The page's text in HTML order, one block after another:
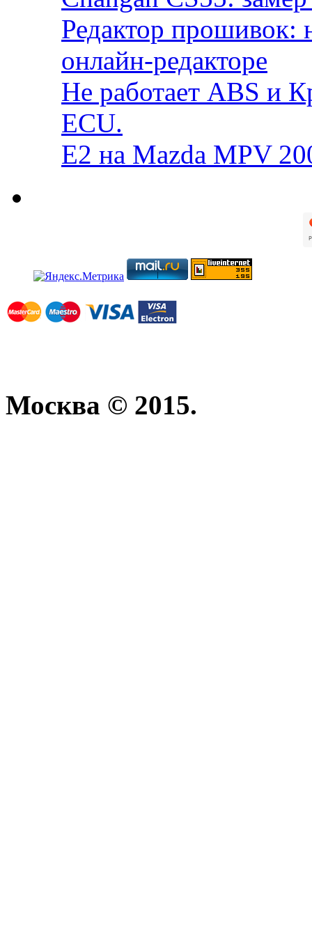
Редактор прошивок:
онлайн-редакторе
Не работает ABS и
ECU.
E2 на Mazda MPV
Москва © 2015.